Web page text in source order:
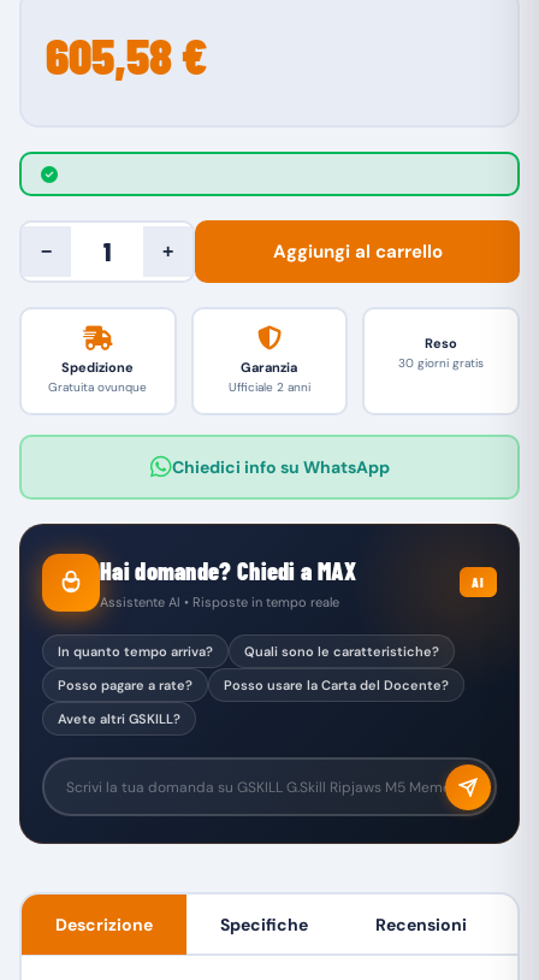
605,58 €
− + Aggiungi al carrello
Spedizione
Gratuita ovunque
Garanzia
Ufficiale 2 anni
Reso
30 giorni gratis
Chiedici info su WhatsApp
Hai domande? Chiedi a MAX
Assistente AI • Risposte in tempo reale
AI
In quanto tempo arriva?
Quali sono le caratteristiche?
Posso pagare a rate?
Posso usare la Carta del Docente?
Avete altri GSKILL?
Descrizione Specifiche Recensioni